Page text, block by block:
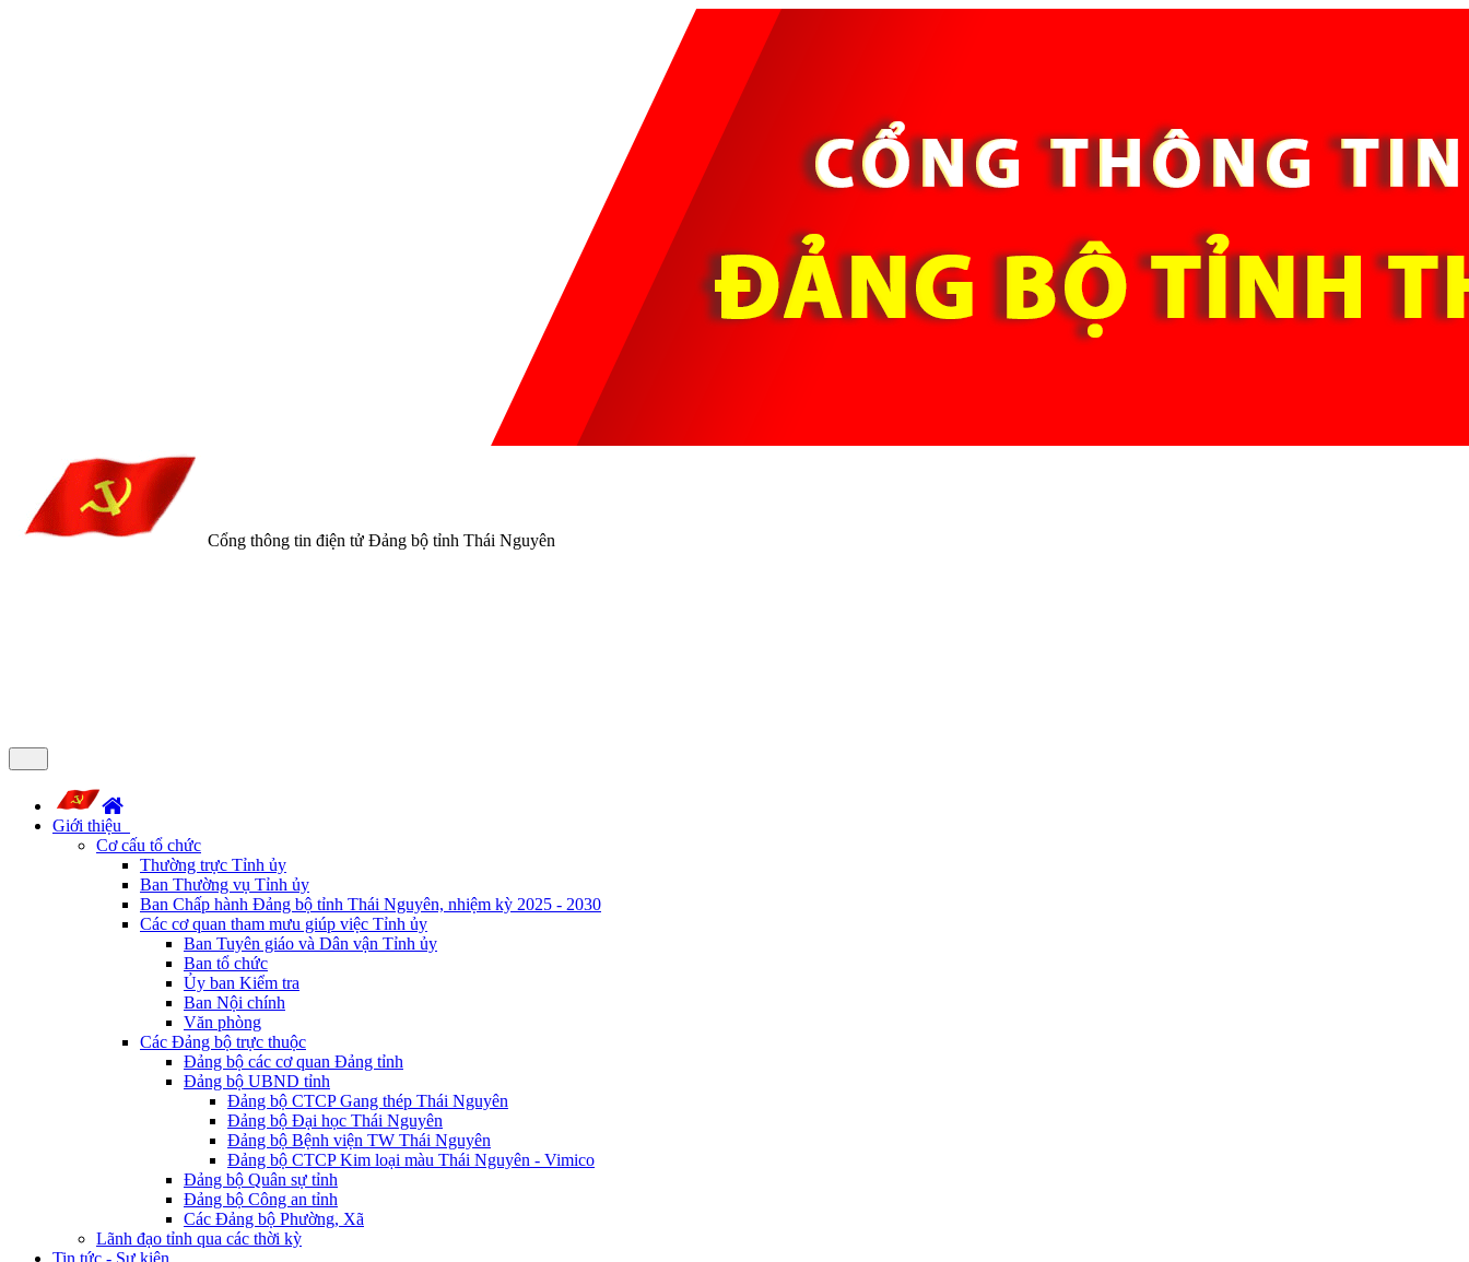
Cổng thông tin điện tử Đảng bộ tỉnh Thái Nguyên
Giới thiệu
Cơ cấu tổ chức
Thường trực Tỉnh ủy
Ban Thường vụ Tỉnh ủy
Ban Chấp hành Đảng bộ tỉnh Thái Nguyên, nhiệm kỳ 2025 - 2030
Các cơ quan tham mưu giúp việc Tỉnh ủy
Ban Tuyên giáo và Dân vận Tỉnh ủy
Ban tổ chức
Ủy ban Kiểm tra
Ban Nội chính
Văn phòng
Các Đảng bộ trực thuộc
Đảng bộ các cơ quan Đảng tỉnh
Đảng bộ UBND tỉnh
Đảng bộ CTCP Gang thép Thái Nguyên
Đảng bộ Đại học Thái Nguyên
Đảng bộ Bệnh viện TW Thái Nguyên
Đảng bộ CTCP Kim loại màu Thái Nguyên - Vimico
Đảng bộ Quân sự tỉnh
Đảng bộ Công an tỉnh
Các Đảng bộ Phường, Xã
Lãnh đạo tỉnh qua các thời kỳ
Tin tức - Sự kiện